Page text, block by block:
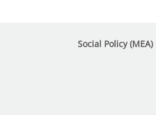
Social Policy (MEA)